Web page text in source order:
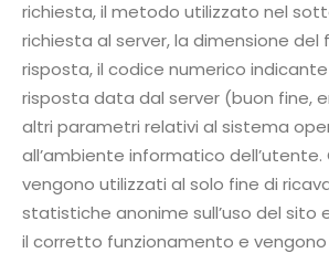
richiesta, il metodo utilizzato nel
richiesta al server, la dimensione
risposta, il codice numerico
risposta data dal server (buon fine,
altri parametri relativi al sistema
all’ambiente informatico
vengono utilizzati al solo fine di
statistiche anonime sull’uso del sito
il corretto funzionamento e